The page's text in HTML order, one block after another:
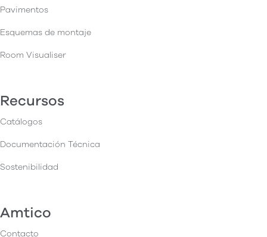
Pavimentos
Esquemas de montaje
Room Visualiser
Recursos
Catálogos
Documentación Técnica
Sostenibilidad
Amtico
Contacto